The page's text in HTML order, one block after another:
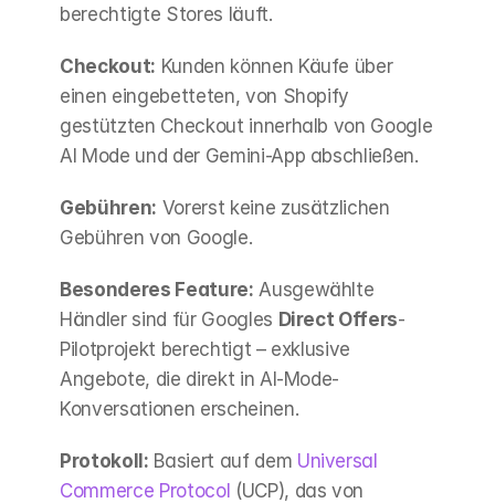
berechtigte Stores läuft.
Checkout: Kunden können Käufe über
einen eingebetteten, von Shopify
gestützten Checkout innerhalb von Google
AI Mode und der Gemini-App abschließen.
Gebühren: Vorerst keine zusätzlichen
Gebühren von Google.
Besonderes Feature: Ausgewählte
Händler sind für Googles Direct Offers-
Pilotprojekt berechtigt – exklusive
Angebote, die direkt in AI-Mode-
Konversationen erscheinen.
Protokoll: Basiert auf dem Universal
Commerce Protocol (UCP), das von